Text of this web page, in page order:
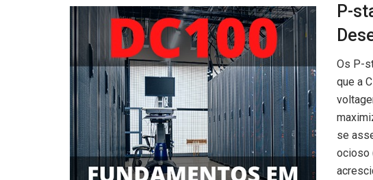
P-
Os P-
que a
se
ocioso